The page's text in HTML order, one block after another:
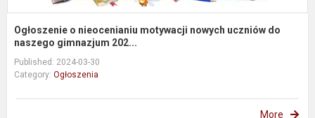
Ogłoszenie o nieocenianiu motywacji nowych uczniów do
naszego gimnazjum 202...
Published: 2024-03-30
Category: Ogłoszenia
More